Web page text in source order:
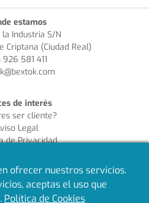
estamos
la Industria S/N
Criptana (Ciudad Real)
926 581 411
de interés
ser cliente?
Legal
de Privacidad
de Calidad
en redes
ofrecer nuestros servicios.
aceptas el uso que
Política de Cookies